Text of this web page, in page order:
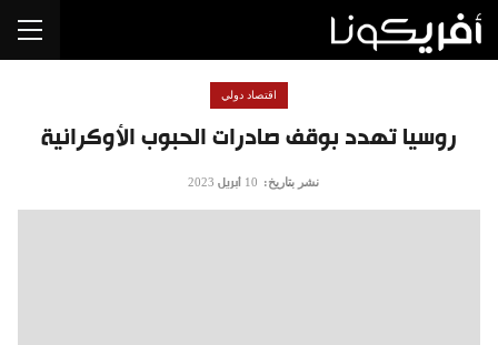
روسيا تهدد بوقف صادرات الحبوب الأوكرانية
اقتصاد دولي
نشر بتاريخ: 10 أبريل 2023